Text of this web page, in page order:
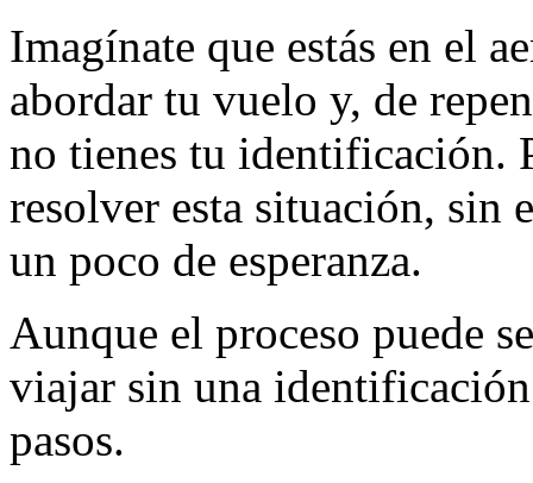
Imagínate que estás en el
abordar tu vuelo y, de
no tienes tu identificación.
resolver esta situación, sin
un poco de esperanza.
Aunque el proceso puede
viajar sin una
pasos.